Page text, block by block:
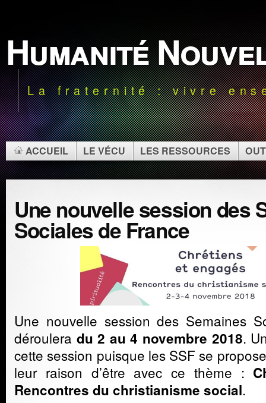
Humanité
La fraternité : vivre
ACCUEIL LE VÉCU LES RESSOURCES
Une nouvelle session des
Sociales de France
Une nouvelle session des Semaines
déroulera du 2 au 4 novembre 2018.
cette session puisque les SSF se
leur raison d’être avec ce thème :
Rencontres du christianisme social.